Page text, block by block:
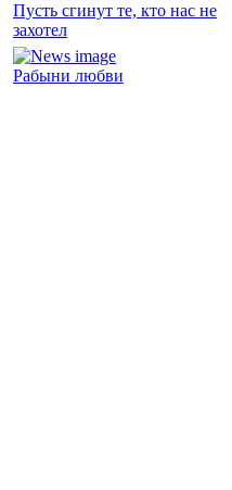
Пусть сгинут те, кто нас не
захотел
Рабыни любви